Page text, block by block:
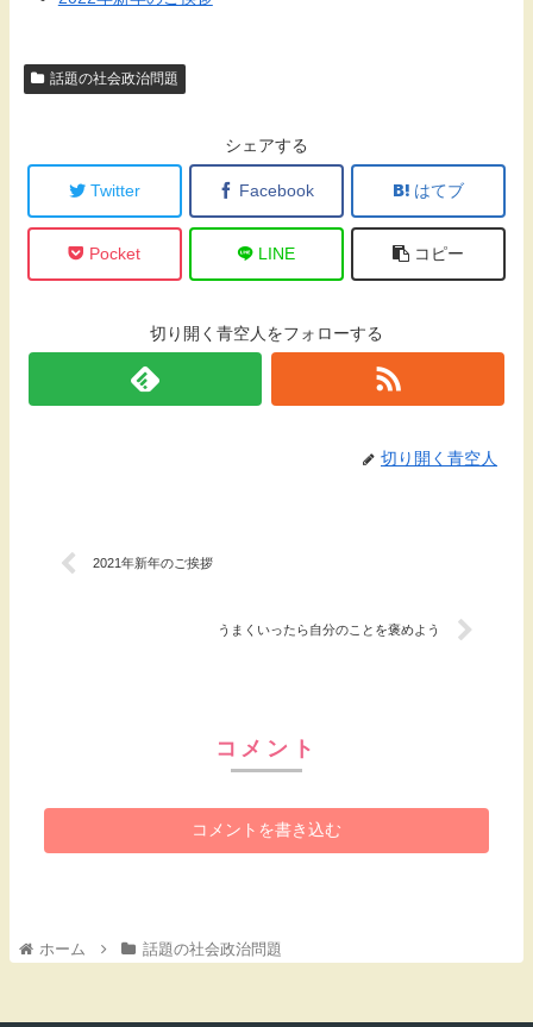
話題の社会政治問題
シェアする
Twitter Facebook はてブ
Pocket LINE コピー
切り開く青空人をフォローする
切り開く青空人
2021年新年のご挨拶
うまくいったら自分のことを褒めよう
コメント
コメントを書き込む
ホーム 話題の社会政治問題